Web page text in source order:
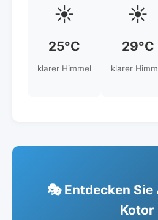
☀️
25°C
klarer Himmel
☀️
29°C
klarer
🎭 Entdecken
Kotor